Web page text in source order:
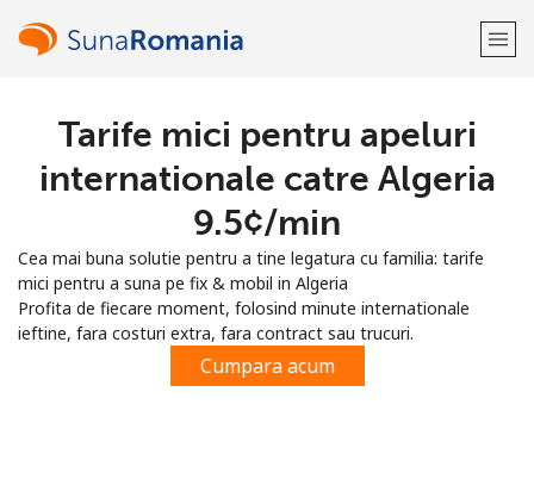
Bine-ai venit!
Inregistreaza-te cu
Tarife mici pentru apeluri
internationale catre Algeria
⁦9.5¢⁩/min
Cea mai buna solutie pentru a tine legatura cu familia: tarife
mici pentru a suna pe fix & mobil in Algeria
Profita de fiecare moment, folosind minute internationale
ieftine, fara costuri extra, fara contract sau trucuri.
Cumpara acum